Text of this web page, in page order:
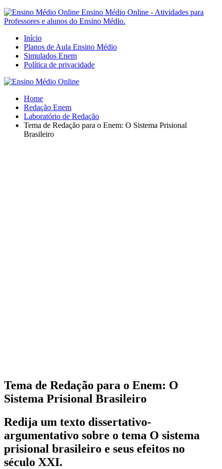
Ensino Médio Online - Atividades para
Professores e alunos do Ensino Médio.
Início
Planos de Aula Ensino Médio
Simulados Enem
Política de privacidade
Home
Redação Enem
Laboratório de Redação
Tema de Redação para o Enem: O Sistema Prisional
Brasileiro
Tema de Redação para o Enem: O
Sistema Prisional Brasileiro
Redija um texto dissertativo-
argumentativo sobre o tema O sistema
prisional brasileiro e seus efeitos no
século XXI.